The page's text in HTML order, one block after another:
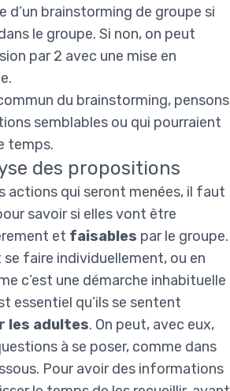
d’un brainstorming de groupe si
le groupe. Si non, on peut
par 2 avec une mise en
du brainstorming, pensons
semblables ou qui pourraient
temps.
des propositions
actions qui seront menées, il faut
savoir si elles vont être
et faisables par le groupe.
faire individuellement, ou en
c’est une démarche inhabituelle
essentiel qu’ils se sentent
les adultes. On peut, avec eux,
à se poser, comme dans
Pour avoir des informations